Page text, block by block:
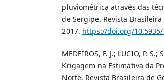
pluviométrica através das
de Sergipe. Revista
2017. https://doi.org/10.5935/
MEDEIROS, F. J.; LUCIO, P.
Krigagem na Estimativa da
Norte. Revista Brasileira de